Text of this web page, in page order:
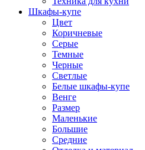
Шкафы-купе
Цвет
Коричневые
Серые
Темные
Черные
Светлые
Белые шкафы-купе
Венге
Размер
Маленькие
Большие
Средние